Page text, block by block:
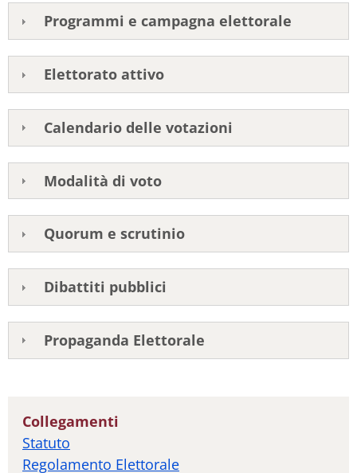
Programmi e campagna elettorale
Elettorato attivo
Calendario delle votazioni
Modalità di voto
Quorum e scrutinio
Dibattiti pubblici
Propaganda Elettorale
Collegamenti
Statuto
Regolamento Elettorale